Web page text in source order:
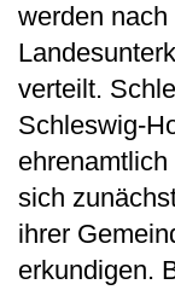
werden
verteilt.
Schleswig-
sich
ihrer
erkundigen.